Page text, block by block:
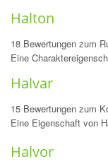
Halton
18 Bewertungen zum
Eine
Halvar
15 Bewertungen zum
Eine Eigenschaft von
Halvor